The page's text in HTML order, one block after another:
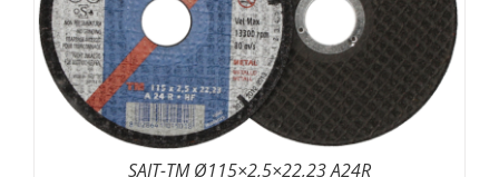
SAIT-TM Ø115×2,5×22,23 A24R